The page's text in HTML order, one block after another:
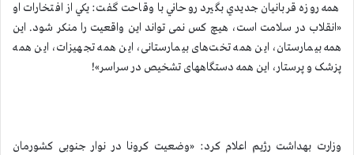
همه روزه قربانيان جديدي بگيرد روحاني با وقاحت گفت: يكي از افتخارات او
«انقلاب در سلامت است، هیچ کس نمی تواند این واقعیت را منکر شود. این
همه بیمارستان، این همه تخت‌های بیمارستانی، این همه تجهیزات، این همه
پزشک و پرستار، این همه دستگاههای تشخیص در سراسر»!
وزارت بهداشت رژیم اعلام کرد: «وضعیت کرونا در نوار جنوبی کشورمان